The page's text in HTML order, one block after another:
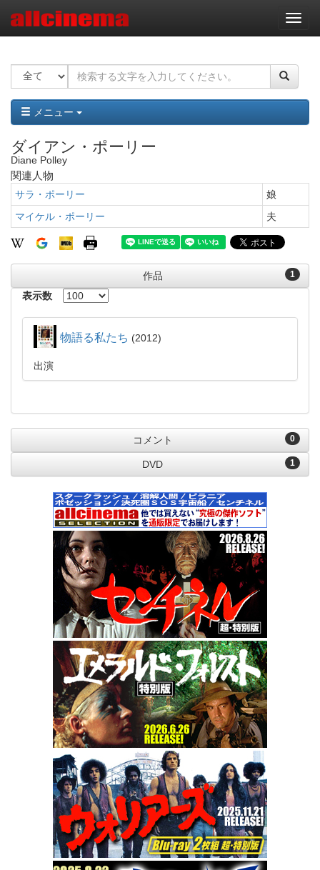
ナ
ビ
ー
ョ
ン
メニュー
ダイアン・ポーリー
Diane Polley
関連人物
サラ・ポーリー
娘
マイケル・ポーリー
夫
1
作品
表示数
物語る私たち 2012
出演
0
コメント
1
DVD